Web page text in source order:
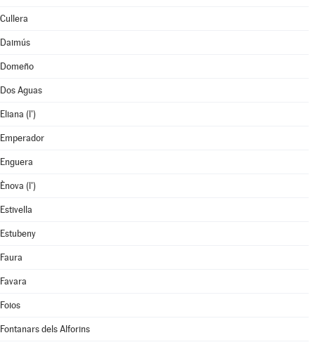
Cullera
Daimús
Domeño
Dos Aguas
Eliana (l')
Emperador
Enguera
Ènova (l')
Estivella
Estubeny
Faura
Favara
Foios
Fontanars dels Alforins